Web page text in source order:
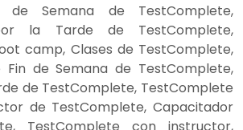
Semana de TestComplete,
la Tarde de TestComplete,
camp, Clases de TestComplete,
de Semana de TestComplete,
de TestComplete, TestComplete
de TestComplete, Capacitador